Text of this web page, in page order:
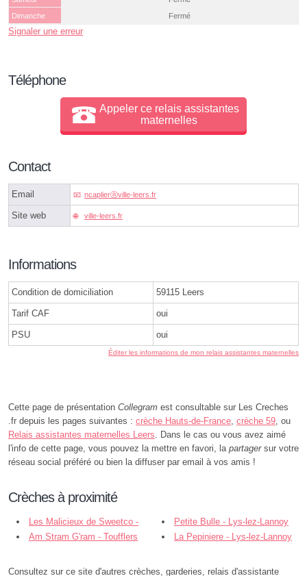
Dimanche
Fermé
Signaler une erreur
Téléphone
Appeler ce relais assistantes
maternelles
Contact
Email ncaplierⓐville-leers.fr
Site web ville-leers.fr
Informations
Condition de domiciliation 59115 Leers
Tarif CAF oui
PSU oui
Éditer les informations de mon relais assistantes maternelles
Cette page de présentation Collegram est consultable sur Les Creches
.fr depuis les pages suivantes : crèche Hauts-de-France crèche 59 , ou
Relais assistantes maternelles Leers . Dans le cas ou vous avez aimé
l'info de cette page, vous pouvez la mettre en favori, la partagersur votre
réseau social préféré ou bien la diffuser par email à vos amis !
Crèches à proximité
Les Malicieux de Sweetco -
Crèches et Malices - Leers
Petite Bulle - Lys-lez-Lannoy
Am Stram G'ram - Toufflers
La Pepiniere - Lys-lez-Lannoy
Consultez sur ce site d'autres crèches, garderies, relais d'assistante